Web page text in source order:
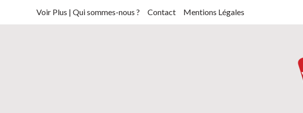
Voir Plus | Qui sommes-nous ? Contact Mentions Légales